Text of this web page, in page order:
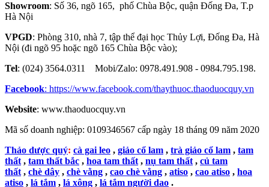
Showroom: Số 36, ngõ 165, phố Chùa Bộc, quận Đống Đa, T.p
Hà Nội
VPGD: Phòng 310, nhà 7, tập thể đại học Thủy Lợi, Đống Đa, Hà
Nội (đi ngõ 95 hoặc ngõ 165 Chùa Bộc vào);
Tel: (024) 3564.0311 Mobi/Zalo: 0978.491.908 - 0984.795.198.
Facebook: https://www.facebook.com/thaythuoc.thaoduocquy.vn
Website: www.thaoduocquy.vn
Mã số doanh nghiệp: 0109346567 cấp ngày 18 tháng 09 năm 2020
Thảo dược quý: cà gai leo , giảo cổ lam , trà giảo cổ lam , tam
thất , tam thất bắc , hoa tam thất , nụ tam thất , củ tam
thất , chè dây , chè vằng , cao chè vằng , atiso , cao atiso , hoa
atiso , lá tắm , lá xông , lá tắm người dao .